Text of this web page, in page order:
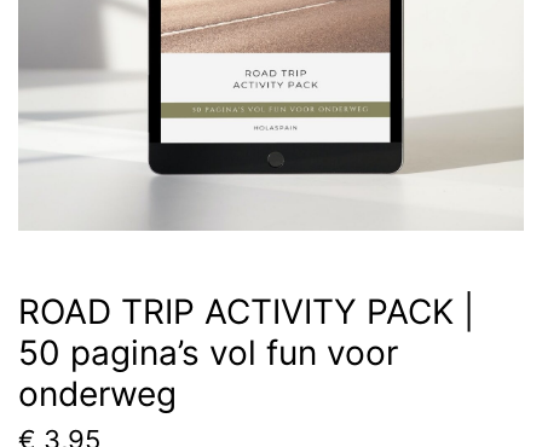
ROAD TRIP ACTIVITY PACK |
50 pagina’s vol fun voor
onderweg
€ 3,95